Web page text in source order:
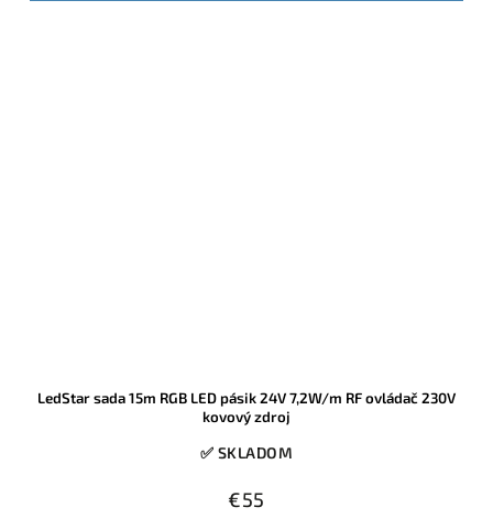
LedStar sada 15m RGB LED pásik 24V 7,2W/m RF ovládač 230V
kovový zdroj
✅ SKLADOM
€55